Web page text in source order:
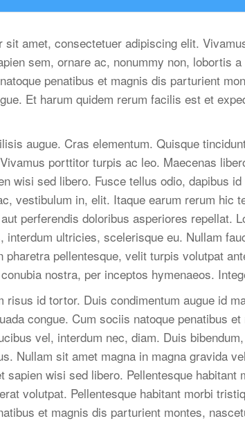
sit amet, consectetuer adipiscing elit.
sem, ornare ac, nonummy non, lobortis
penatibus et magnis dis parturient
Et harum quidem rerum facilis est et
augue. Cras elementum. Quisque
porttitor turpis ac leo. Maecenas
wisi sed libero. Fusce tellus odio, dapibus
vestibulum in, elit. Itaque earum rerum hic
perferendis doloribus asperiores repellat.
interdum ultricies, scelerisque eu. Nullam
pharetra pellentesque, velit turpis volutpat
nostra, per inceptos hymenaeos.
risus id tortor. Duis condimentum augue id
congue. Cum sociis natoque penatibus
vel, interdum nec, diam. Duis
Nullam sit amet magna in magna gravida
sapien wisi sed libero. Pellentesque
volutpat. Pellentesque habitant morbi
et magnis dis parturient montes,